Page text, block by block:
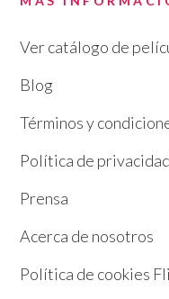
Ver catálogo de
Blog
Términos y
Política de privacidad
Prensa
Acerca de nosotros
Política de cookies